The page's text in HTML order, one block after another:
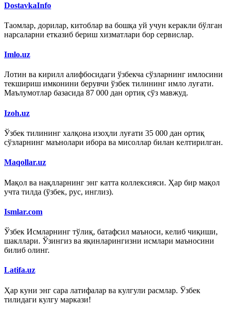
DostavkaInfo
Таомлар, дорилар, китоблар ва бошқа уй учун керакли бўлган
нарсаларни етказиб бериш хизматлари бор сервислар.
Imlo.uz
Лотин ва кирилл алифбосидаги ўзбекча сўзларнинг имлосини
текшириш имконини берувчи ўзбек тилининг имло луғати.
Маълумотлар базасида 87 000 дан ортиқ сўз мавжуд.
Izoh.uz
Ўзбек тилининг халқона изоҳли луғати 35 000 дан ортиқ
сўзларнинг маънолари ибора ва мисоллар билан келтирилган.
Maqollar.uz
Мақол ва нақлларнинг энг катта коллексияси. Ҳар бир мақол
учта тилда (ўзбек, рус, инглиз).
Ismlar.com
Ўзбек Исмларнинг тўлиқ, батафсил маъноси, келиб чиқиши,
шакллари. Ўзингиз ва яқинларингизни исмлари маъносини
билиб олинг.
Latifa.uz
Ҳар куни энг сара латифалар ва кулгули расмлар. Ўзбек
тилидаги кулгу маркази!